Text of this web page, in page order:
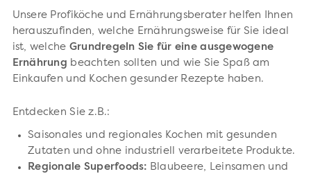
Unsere Profiköche und Ernährungsberater helfen Ihnen
herauszufinden, welche Ernährungsweise für Sie ideal
ist, welche Grundregeln Sie für eine ausgewogene
Ernährung beachten sollten und wie Sie Spaß am
Einkaufen und Kochen gesunder Rezepte haben.
Entdecken Sie z.B.:
Saisonales und regionales Kochen mit gesunden
Zutaten und ohne industriell verarbeitete Produkte.
Regionale Superfoods: Blaubeere, Leinsamen und